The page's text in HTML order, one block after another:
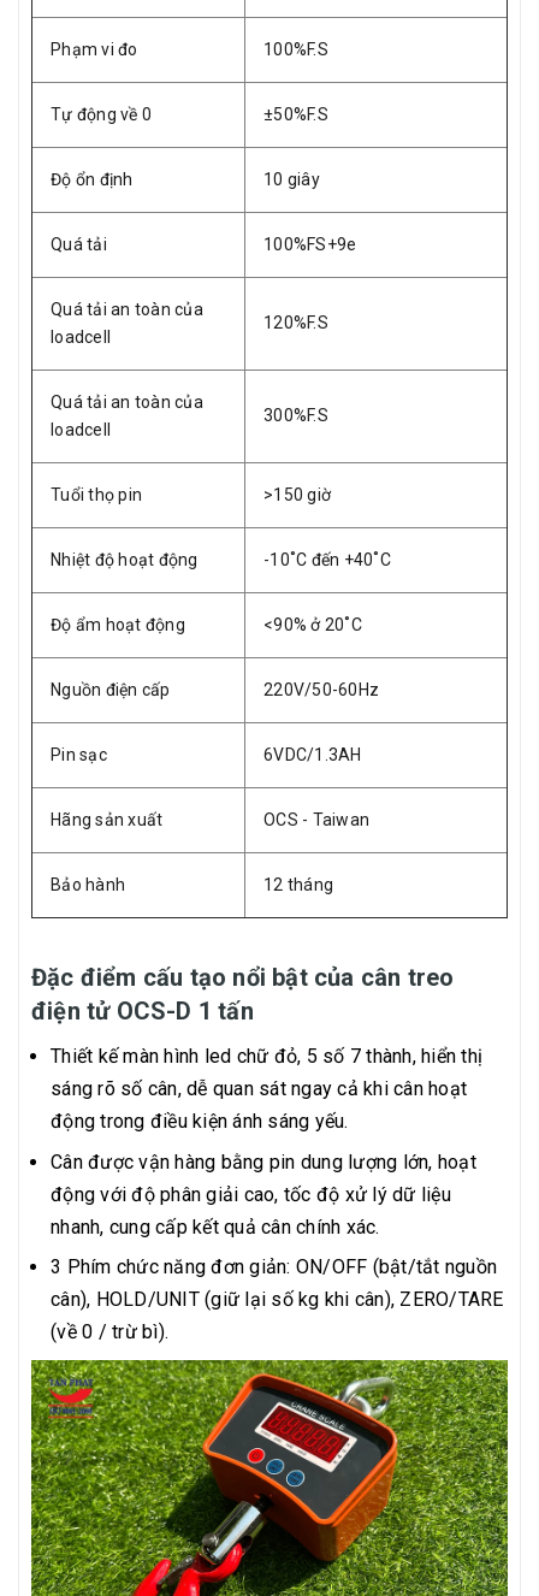
Phạm vi đo 100%F.S
Tự động về 0 ±50%F.S
Độ ổn định 10 giây
Quá tải 100%FS+9e
Quá tải an toàn của
loadcell
120%F.S
Quá tải an toàn của
loadcell
300%F.S
Tuổi thọ pin >150 giờ
Nhiệt độ hoạt động -10˚C đến +40˚C
Độ ẩm hoạt động <90% ở 20˚C
Nguồn điện cấp 220V/50-60Hz
Pin sạc 6VDC/1.3AH
Hãng sản xuất OCS - Taiwan
Bảo hành 12 tháng
Đặc điểm cấu tạo nổi bật của cân treo
điện tử OCS-D 1 tấn
Thiết kế màn hình led chữ đỏ, 5 số 7 thành, hiển thị
sáng rõ số cân, dễ quan sát ngay cả khi cân hoạt
động trong điều kiện ánh sáng yếu.
Cân được vận hàng bằng pin dung lượng lớn, hoạt
động với độ phân giải cao, tốc độ xử lý dữ liệu
nhanh, cung cấp kết quả cân chính xác.
3 Phím chức năng đơn giản: ON/OFF (bật/tắt nguồn
cân), HOLD/UNIT (giữ lại số kg khi cân), ZERO/TARE
(về 0 / trừ bì).